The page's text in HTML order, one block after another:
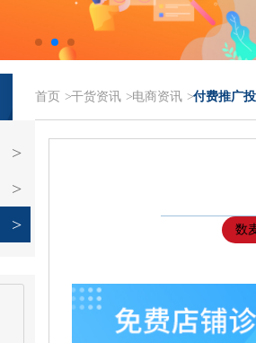
首页 >干货资讯 >电商资讯 >付费推广投
数